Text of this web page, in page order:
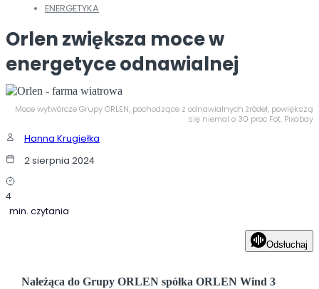
ENERGETYKA
Orlen zwiększa moce w
energetyce odnawialnej
Moce wytwórcze Grupy ORLEN, pochodzące z odnawialnych źródeł, powiększą
się niemal o 30 proc Fot. Pixabay
Hanna Krugiełka
2 sierpnia 2024
4
min. czytania
Odsłuchaj
Należąca do Grupy ORLEN spółka ORLEN Wind 3